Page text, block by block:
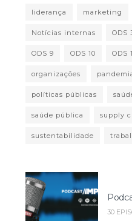
liderança marketing
Notícias internas ODS
ODS 9 ODS 10 ODS
organizações
políticas públicas
saúde pública supply
sustentabilidade
30